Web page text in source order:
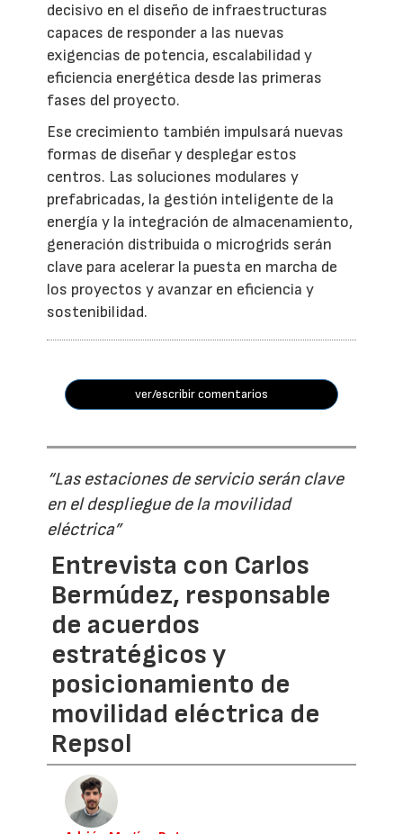
decisivo en el diseño de infraestructuras
capaces de responder a las nuevas
exigencias de potencia, escalabilidad y
eficiencia energética desde las primeras
fases del proyecto.
Ese crecimiento también impulsará nuevas
formas de diseñar y desplegar estos
centros. Las soluciones modulares y
prefabricadas, la gestión inteligente de la
energía y la integración de almacenamiento,
generación distribuida o microgrids serán
clave para acelerar la puesta en marcha de
los proyectos y avanzar en eficiencia y
sostenibilidad.
ver/escribir comentarios
“Las estaciones de servicio serán clave
en el despliegue de la movilidad
eléctrica”
Entrevista con Carlos
Bermúdez, responsable
de acuerdos
estratégicos y
posicionamiento de
movilidad eléctrica de
Repsol